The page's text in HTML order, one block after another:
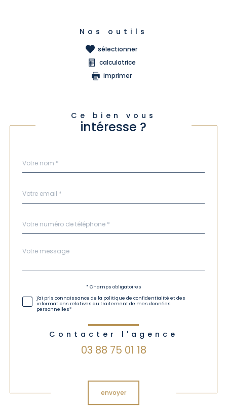
Nos outils
sélectionner
calculatrice
imprimer
Ce bien vous
intéresse ?
par
*
*
*
Fieldset
Message
*
* Champs obligatoires
j'ai pris connaissance de la politique de confidentialité et des
informations relatives au traitement de mes données
personnelles*
Contacter l'agence
03 88 75 01 18
envoyer